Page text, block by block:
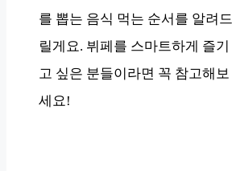
를 뽑는 음식 먹는 순서를 알려드
릴게요. 뷔페를 스마트하게 즐기
고 싶은 분들이라면 꼭 참고해보
세요!